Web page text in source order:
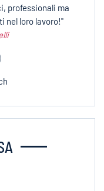
professionali ma
nel loro lavoro!"